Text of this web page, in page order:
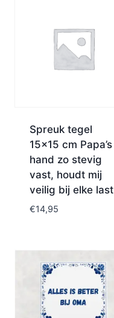
Spreuk tegel
15×15 cm Papa’s
hand zo stevig
vast, houdt mij
veilig bij elke last
€14,95